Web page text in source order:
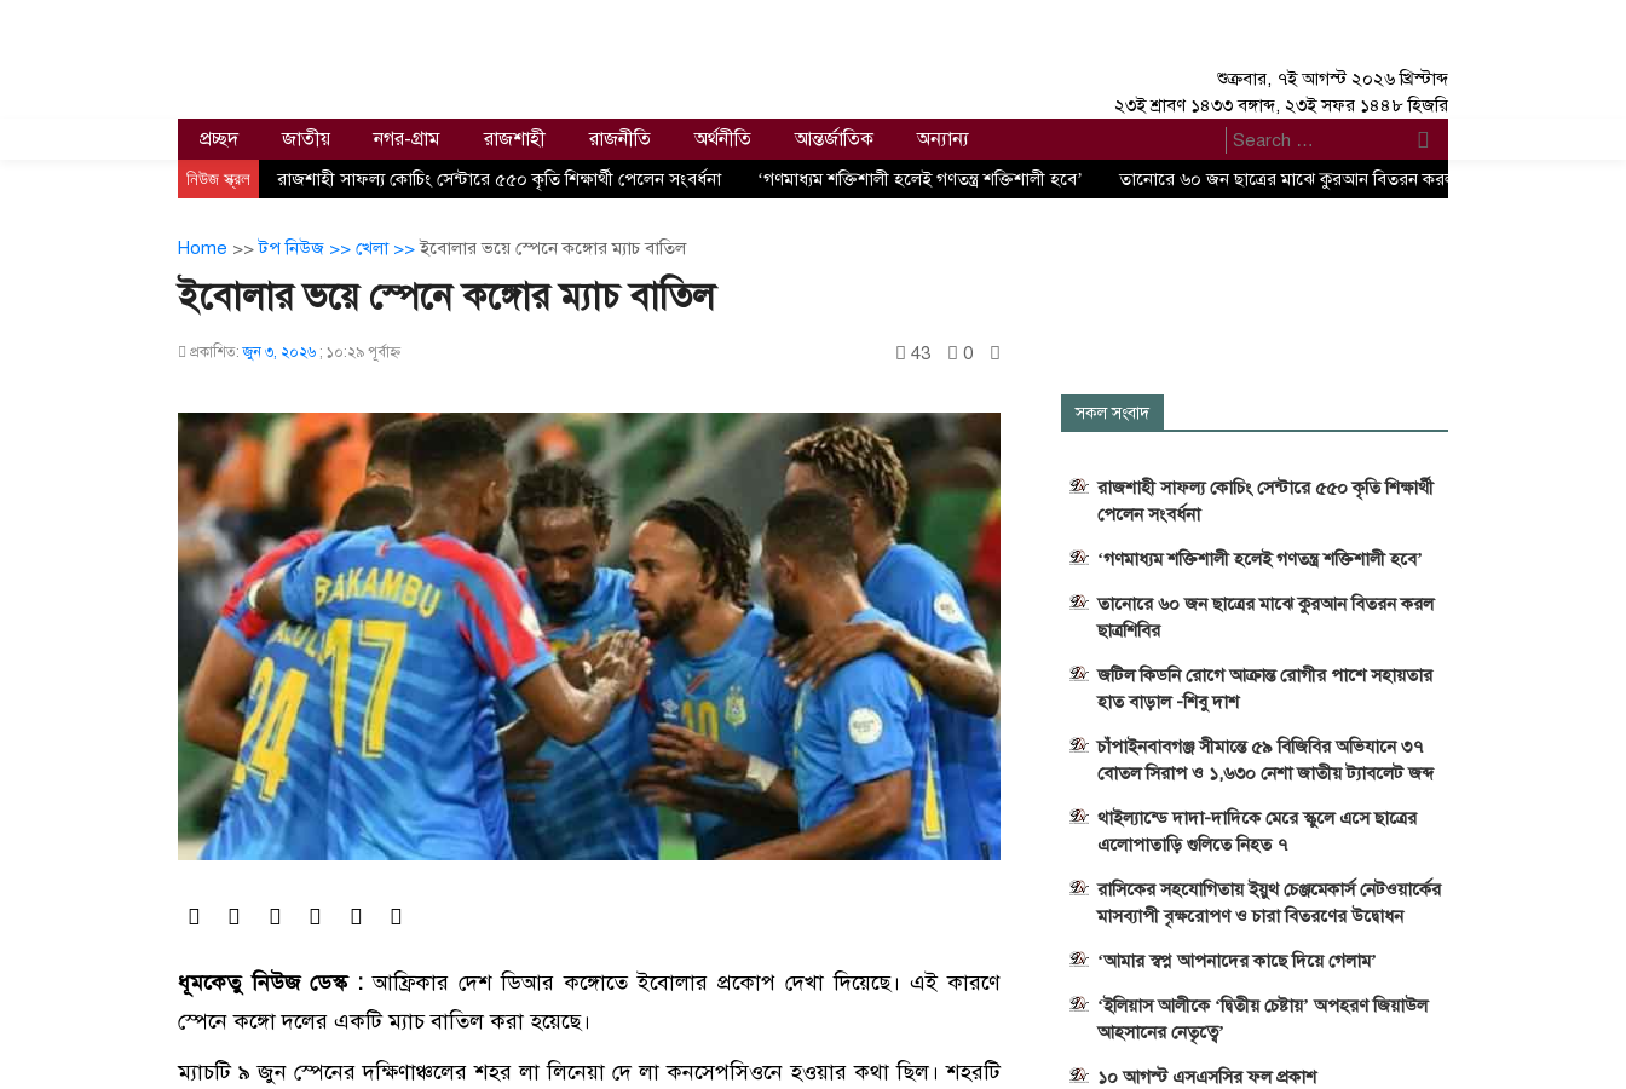
শুক্রবার, ৭ই আগস্ট ২০২৬ খ্রিস্টাব্দ
২৩ই শ্রাবণ ১৪৩৩ বঙ্গাব্দ, ২৩ই সফর ১৪৪৮ হিজরি
প্রচ্ছদ জাতীয় নগর-গ্রাম রাজশাহী রাজনীতি অর্থনীতি আন্তর্জাতিক অন্যান্য
নিউজ স্ক্রল রাজশাহী সাফল্য কোচিং সেন্টারে ৫৫০ কৃতি শিক্ষার্থী পেলেন সংবর্ধনা ‘গণমাধ্যম শক্তিশালী হলেই গণতন্ত্র শক্তিশালী হবে’ তানোরে ৬০ জন ছাত্রের মাঝে কুরআন বিতরন করল ছাত্রশিবির
Home >>টপ নিউজ >> খেলা >>ইবোলার ভয়ে স্পেনে কঙ্গোর ম্যাচ বাতিল
ইবোলার ভয়ে স্পেনে কঙ্গোর ম্যাচ বাতিল
প্রকাশিত:জুন ৩, ২০২৬ ; ১০:২৯ পূর্বাহ্ণ 43 0
ধূমকেতু নিউজ ডেস্ক :আফ্রিকার দেশ ডিআর কঙ্গোতে ইবোলার প্রকোপ দেখা দিয়েছে। এই কারণে
স্পেনে কঙ্গো দলের একটি ম্যাচ বাতিল করা হয়েছে।
ম্যাচটি ৯ জুন স্পেনের দক্ষিণাঞ্চলের শহর লা লিনেয়া দে লা কনসেপসিওনে হওয়ার কথা ছিল। শহরটি
সকল সংবাদ
রাজশাহী সাফল্য কোচিং সেন্টারে ৫৫০ কৃতি শিক্ষার্থী
পেলেন সংবর্ধনা
‘গণমাধ্যম শক্তিশালী হলেই গণতন্ত্র শক্তিশালী হবে’
তানোরে ৬০ জন ছাত্রের মাঝে কুরআন বিতরন করল
ছাত্রশিবির
জটিল কিডনি রোগে আক্রান্ত রোগীর পাশে সহায়তার
হাত বাড়াল -শিবু দাশ
চাঁপাইনবাবগঞ্জ সীমান্তে ৫৯ বিজিবির অভিযানে ৩৭
বোতল সিরাপ ও ১,৬৩০ নেশা জাতীয় ট্যাবলেট জব্দ
থাইল্যান্ডে দাদা-দাদিকে মেরে স্কুলে এসে ছাত্রের
এলোপাতাড়ি গুলিতে নিহত ৭
রাসিকের সহযোগিতায় ইয়ুথ চেঞ্জমেকার্স নেটওয়ার্কের
মাসব্যাপী বৃক্ষরোপণ ও চারা বিতরণের উদ্বোধন
‘আমার স্বপ্ন আপনাদের কাছে দিয়ে গেলাম’
‘ইলিয়াস আলীকে ‘দ্বিতীয় চেষ্টায়’ অপহরণ জিয়াউল
আহসানের নেতৃত্বে’
১০ আগস্ট এসএসসির ফল প্রকাশ